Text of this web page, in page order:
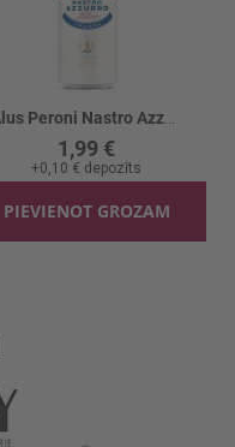
1,99 €
+0,10 € depozīts
PIEVIENOT GROZAM